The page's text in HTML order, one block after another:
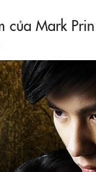
của Mark